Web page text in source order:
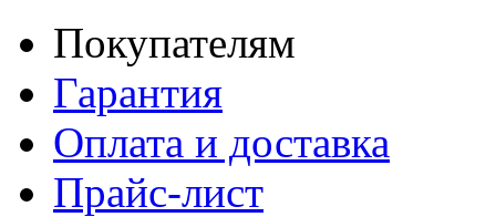
Покупателям
Гарантия
Оплата и доставка
Прайс-лист